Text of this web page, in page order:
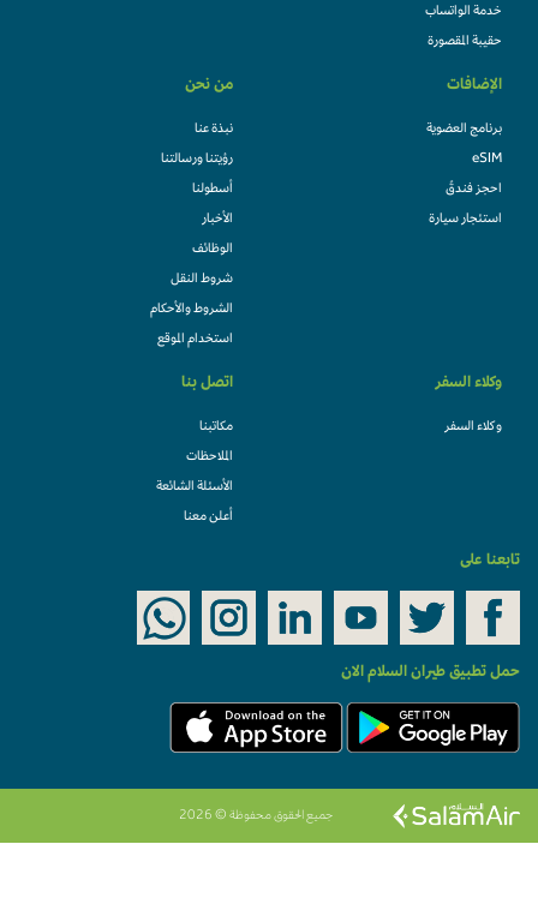
خدمة الواتساب
حقيبة المقصورة
الإضافات
برنامج العضوية
eSIM
احجز فندقً
استئجار سيارة
من نحن
نبذة عنا
رؤيتنا ورسالتنا
أسطولنا
الأخبار
الوظائف
شروط النقل
الشروط والأحكام
استخدام الموقع
وكلاء السفر
وكلاء السفر
اتصل بنا
مكاتبنا
الملاحظات
الأسئلة الشائعة
أعلن معنا
تابعنا على
حمل تطبيق طيران السلام الان
جميع الحقوق محفوظة © 2026